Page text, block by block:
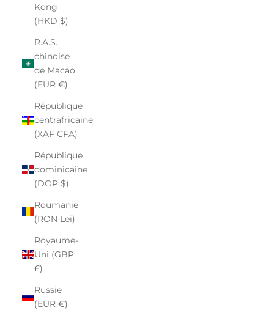
Kong
(HKD $)
R.A.S.
chinoise
de Macao
(EUR €)
République
centrafricaine
(XAF CFA)
République
dominicaine
(DOP $)
Roumanie
(RON Lei)
Royaume-
Uni (GBP
£)
Russie
(EUR €)